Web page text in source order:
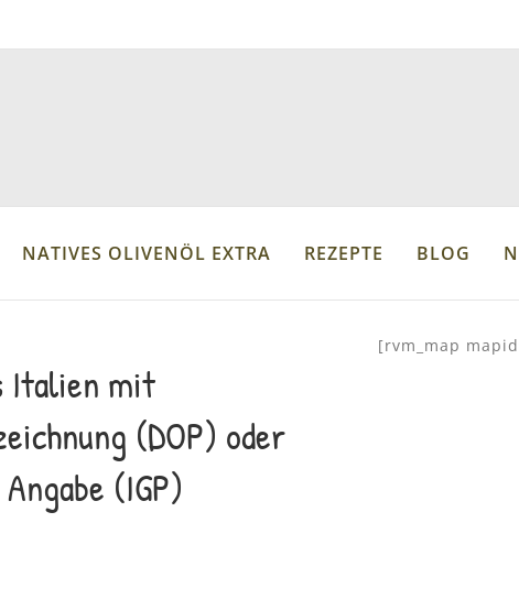
NATIVES OLIVENÖL EXTRA REZEPTE BLOG
Italien mit
(DOP) oder
(IGP)
[rvm_map